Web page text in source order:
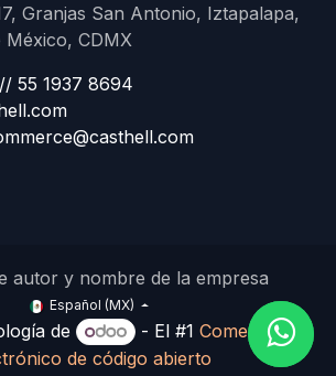
Granjas San Antonio, Iztapalapa,
México, CDMX
55 1937 8694
autor y nombre de la empresa
Español (MX)
de - El #1Comercio
de código abierto